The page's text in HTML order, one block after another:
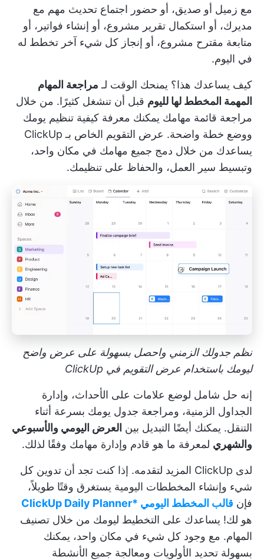
مع زميل أو صديق، أو حضور اجتماع تحديث مهم مع
مديرك، أو استكمال تقرير مشروع، أو إنشاء فواتير، أو
متابعة مقترح مشروع، أو إنجاز كل شيء آخر تخطط له
في اليوم.
كيف يساعدك هذا؟ يمنحك الوقت لـ مراجعة المهام
المهمة المخطط لها لليوم قبل أن تنشغل كثيرًا. من خلال
مراجعة قائمة مهامك يمكنك معرفة كيفية تنظيم يومك
ووضع خطة واضحة. عرض التقويم الخاص بـ ClickUp
يساعدك من خلال دمج جميع مهامك في مكان واحد،
وتبسيط سير العمل، والحفاظ على تنظيمك.
نظم جدولك الزمني واحصل بسهولة على عرض واضح
ليومك باستخدام عرض التقويم في ClickUp
إنه حل شامل لوضع علامات على الأحداث، وإدارة
الجداول الزمنية، ومراجعة جدول يومك بسرعة أثناء
التنقل. يمكنك أيضًا التبديل بين العرض اليومي والأسبوعي
والشهري لمعرفة ما هو قادم وإدارة مهامك وفقًا لذلك.
لدى ClickUp المزيد لتقدمه. إذا كنت تجد أن تدوين كل
شيء وإنشاء المخططات اليومية يستغرق وقتًا طويلاً،
فإن قالب المخطط اليومي *ClickUp Daily Planner
هو لك! يساعدك على التخطيط ليومك من خلال تصنيف
المهام. مع وجود كل شيء في مكان واحد، يمكنك
بسهولة تحديد الأولويات ومعالجة جميع الأنشطة